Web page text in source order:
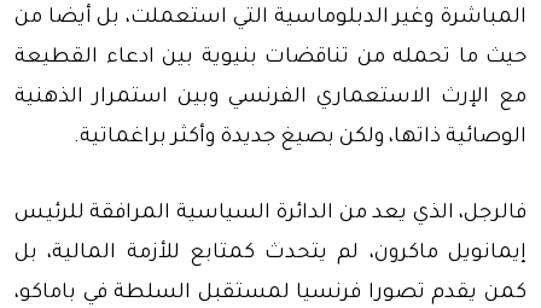
المباشرة وغير الدبلوماسية التي استعملت، بل أيضا من
حيث ما تحمله من تناقضات بنيوية بين ادعاء القطيعة
مع الإرث الاستعماري الفرنسي وبين استمرار الذهنية
الوصائية ذاتها، ولكن بصيغ جديدة وأكثر براغماتية.
فالرجل، الذي يعد من الدائرة السياسية المرافقة للرئيس
إيمانويل ماكرون، لم يتحدث كمتابع للأزمة المالية، بل
كمن يقدم تصورا فرنسيا لمستقبل السلطة في باماكو،